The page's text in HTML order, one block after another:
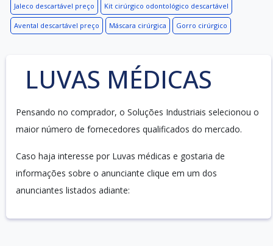
Jaleco descartável preço Kit cirúrgico odontológico descartável
Avental descartável preço Máscara cirúrgica Gorro cirúrgico
LUVAS MÉDICAS
Pensando no comprador, o Soluções Industriais selecionou o
maior número de fornecedores qualificados do mercado.
Caso haja interesse por Luvas médicas e gostaria de
informações sobre o anunciante clique em um dos
anunciantes listados adiante: